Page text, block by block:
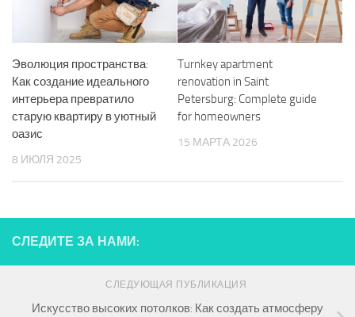
Эволюция пространства:
Как создание идеального
интерьера превратило
старую квартиру в уютный
оазис
8 ИЮЛЯ 2025
Turnkey apartment
renovation in Saint
Petersburg: Complete guide
for homeowners
15 МАРТА 2026
СЛЕДИТЕ ЗА НАМИ:
СЛЕДУЮЩАЯ ПУБЛИКАЦИЯ
Искусство высоких потолков: Как создать атмосферу